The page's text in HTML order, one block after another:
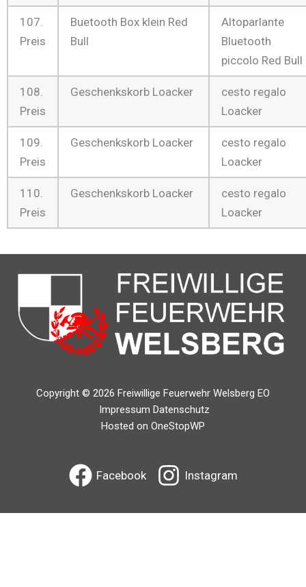
107.
Preis
Buetooth Box klein Red
Bull
Altoparlante
Bluetooth
piccolo Red Bull
108.
Preis
Geschenkskorb Loacker
cesto regalo
Loacker
109.
Preis
Geschenkskorb Loacker
cesto regalo
Loacker
110.
Preis
Geschenkskorb Loacker
cesto regalo
Loacker
Copyright © 2026 Freiwillige Feuerwehr Welsberg EO
Impressum Datenschutz
Hosted on OneStopWP
Facebook Instagram